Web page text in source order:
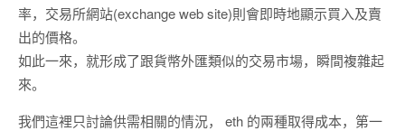
率，交易所網站(exchange web site)則會即時地顯示買入及賣
出的價格。
如此一來，就形成了跟貨幣外匯類似的交易市場，瞬間複雜起
來。
我們這裡只討論供需相關的情況， eth 的兩種取得成本，第一